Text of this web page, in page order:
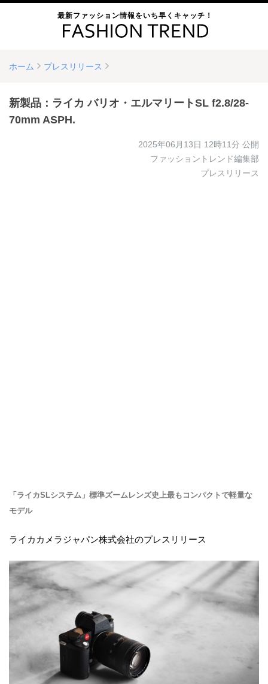
最新ファッション情報をいち早くキャッチ！
ホーム プレスリリース
新製品：ライカ バリオ・エルマリートSL f2.8/28-
70mm ASPH.
2025年06月13日 12時11分 公開
ファッショントレンド編集部
プレスリリース
「ライカSLシステム」標準ズームレンズ史上最もコンパクトで軽量な
モデル
ライカカメラジャパン株式会社のプレスリリース